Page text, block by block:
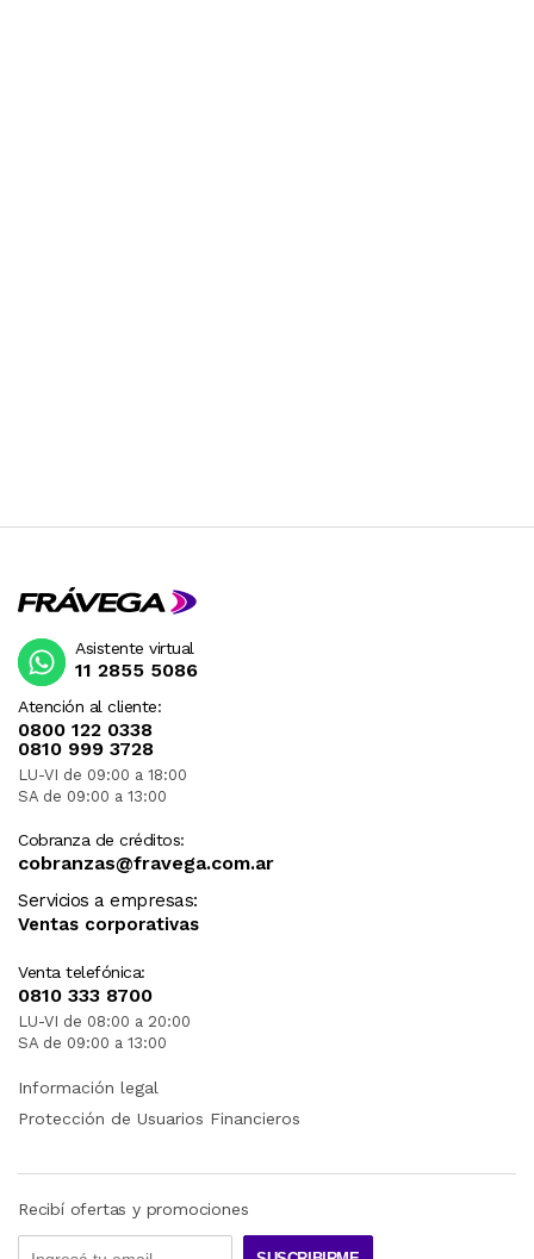
Atención al cliente:
0800 122 0338
0810 999 3728
LU-VI de 09:00 a 18:00
SA de 09:00 a 13:00
Cobranza de créditos:
cobranzas@fravega.com.ar
Servicios a empresas:
Ventas corporativas
Venta telefónica:
0810 333 8700
LU-VI de 08:00 a 20:00
SA de 09:00 a 13:00
Asistente virtual
11 2855 5086
Información legal
Protección de Usuarios Financieros
Recibí ofertas y promociones